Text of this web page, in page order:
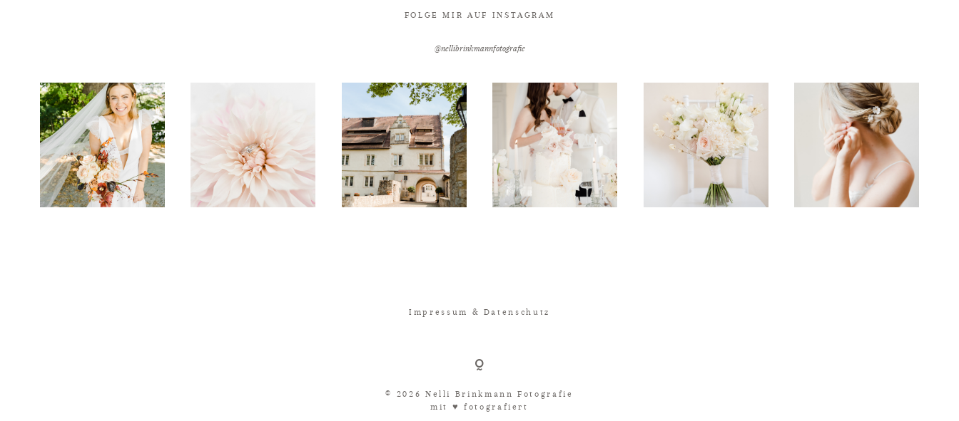
FOLGE MIR AUF INSTAGRAM
@nellibrinkmannfotografie
Impressum & Datenschutz
© 2026 Nelli Brinkmann Fotografie
mit ♥︎ fotografiert